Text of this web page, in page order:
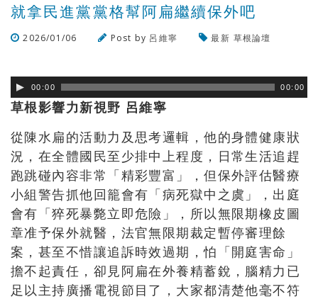
就拿民進黨黨格幫阿扁繼續保外吧
2026/01/06 Post by 呂維寧 最新 草根論壇
00:00 00:00
草根影響力新視野 呂維寧
從陳水扁的活動力及思考邏輯，他的身體健康狀
況，在全體國民至少排中上程度，日常生活追趕
跑跳碰內容非常「精彩豐富」，但保外評估醫療
小組警告抓他回籠會有「病死獄中之虞」，出庭
會有「猝死暴斃立即危險」，所以無限期橡皮圖
章准予保外就醫，法官無限期裁定暫停審理餘
案，甚至不惜讓追訴時效過期，怕「開庭害命」
擔不起責任，卻見阿扁在外養精蓄銳，腦精力已
足以主持廣播電視節目了，大家都清楚他毫不符